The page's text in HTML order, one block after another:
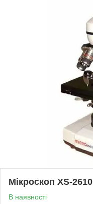
Мікроскоп XS-2610
В наявності